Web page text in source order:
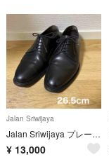
Jalan Sriwijaya
Jalan Sriwijaya プレーントゥシューズ / ダイナイトソール
¥ 13,000